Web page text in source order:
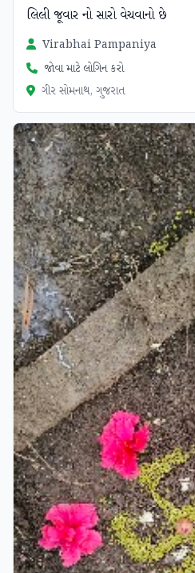
લિલી જૂવાર નો સારો વેચવાનો છે
Virabhai Pampaniya
જોવા માટે લોગિન કરો
ગીર સોમનાથ, ગુજરાત